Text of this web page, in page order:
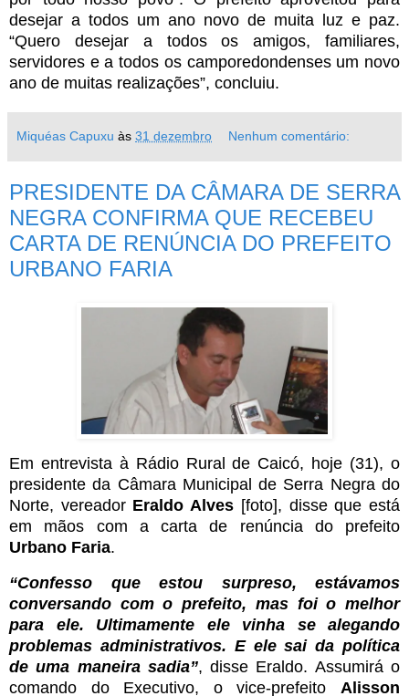
desejar a todos um ano novo de muita luz e paz.
“Quero desejar a todos os amigos, familiares,
servidores e a todos os camporedondenses um novo
ano de muitas realizações”, concluiu.
Miquéas Capuxu às 31 dezembro Nenhum comentário:
PRESIDENTE DA CÂMARA DE SERRA
NEGRA CONFIRMA QUE RECEBEU
CARTA DE RENÚNCIA DO PREFEITO
URBANO FARIA
Em entrevista à Rádio Rural de Caicó, hoje (31), o
presidente da Câmara Municipal de Serra Negra do
Norte, vereador Eraldo Alves [foto], disse que está
em mãos com a carta de renúncia do prefeito
Urbano Faria.
“Confesso que estou surpreso, estávamos
conversando com o prefeito, mas foi o melhor
para ele. Ultimamente ele vinha se alegando
problemas administrativos. E ele sai da política
de uma maneira sadia”, disse Eraldo. Assumirá o
comando do Executivo, o vice-prefeito Alisson